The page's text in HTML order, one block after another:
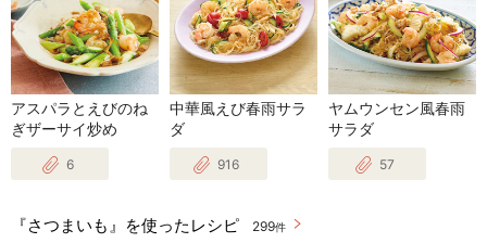
アスパラとえびのね
ぎザーサイ炒め
6
中華風えび春雨サラ
ダ
916
ヤムウンセン風春雨
サラダ
57
『さつまいも』を使ったレシピ 299件